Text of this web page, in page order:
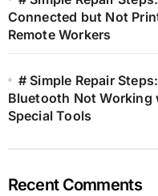
Connected but Not
Remote Workers
# Simple Repair
Bluetooth Not
Special Tools
Recent Comments